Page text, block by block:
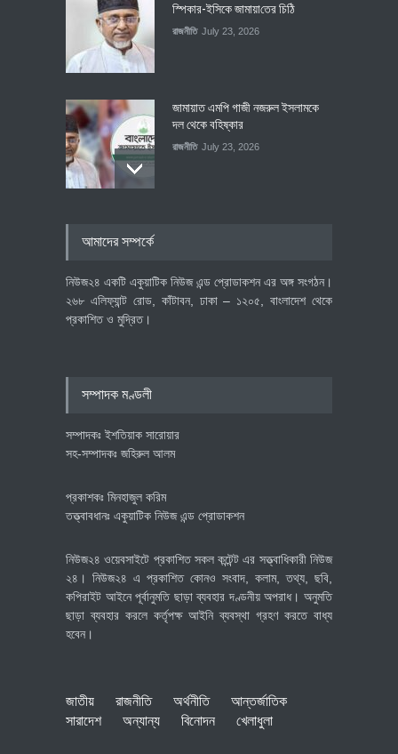
স্পিকার-ইসিকে জামায়া‌তের চি‌ঠি
রাজনীতি July 23, 2026
জামায়াত এমপি গাজী নজরুল ইসলামকে
দল থেকে বহিষ্কার
রাজনীতি July 23, 2026
আমাদের সম্পর্কে
নিউজ২৪ একটি একুয়াটিক নিউজ এন্ড প্রোডাকশন এর অঙ্গ সংগঠন।
২৬৮ এলিফ্যান্ট রোড, কাঁটাবন, ঢাকা – ১২০৫, বাংলাদেশ থেকে
প্রকাশিত ও মুদ্রিত।
সম্পাদক মণ্ডলী
সম্পাদকঃ ইশতিয়াক সারোয়ার
সহ-সম্পাদকঃ জহিরুল আলম
প্রকাশকঃ মিনহাজুল করিম
তত্ত্বাবধানঃ একুয়াটিক নিউজ এন্ড প্রোডাকশন
নিউজ২৪ ওয়েবসাইটে প্রকাশিত সকল কন্টেন্ট এর সত্ত্বাধিকারী নিউজ
২৪। নিউজ২৪ এ প্রকাশিত কোনও সংবাদ, কলাম, তথ্য, ছবি,
কপিরাইট আইনে পূর্বানুমতি ছাড়া ব্যবহার দণ্ডনীয় অপরাধ। অনুমতি
ছাড়া ব্যবহার করলে কর্তৃপক্ষ আইনি ব্যবস্থা গ্রহণ করতে বাধ্য
হবেন।
জাতীয় রাজনীতি অর্থনীতি
আন্তর্জাতিক
সারাদেশ
অন্যান্য বিনোদন খেলাধুলা